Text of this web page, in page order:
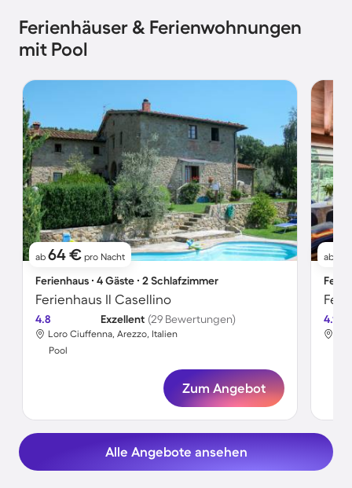
Ferienhäuser & Ferienwohnungen
mit Pool
ab 64 € pro Nacht
Ferienhaus ∙ 4 Gäste ∙ 2 Schlafzimmer
Ferienhaus Il Casellino
4.8 Exzellent (29 Bewertungen)
Loro Ciuffenna, Arezzo, Italien
Pool
Zum Angebot
ab
4.1
Alle Angebote ansehen